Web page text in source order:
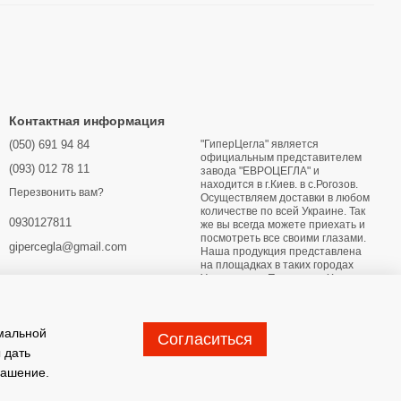
Контактная информация
(050) 691 94 84
(093) 012 78 11
Перезвонить вам?
0930127811
gipercegla@gmail.com
"ГиперЦегла" является
официальным представителем
завода "ЕВРОЦЕГЛА" и
находится в г.Киев. в с.Рогозов.
Осуществляем доставки в любом
количестве по всей Украине. Так
же вы всегда можете приехать и
посмотреть все своими глазами.
Наша продукция представлена
на площадках в таких городах
Украины как: Переяслав Харьков
Карта проезда
дать
Согласиться